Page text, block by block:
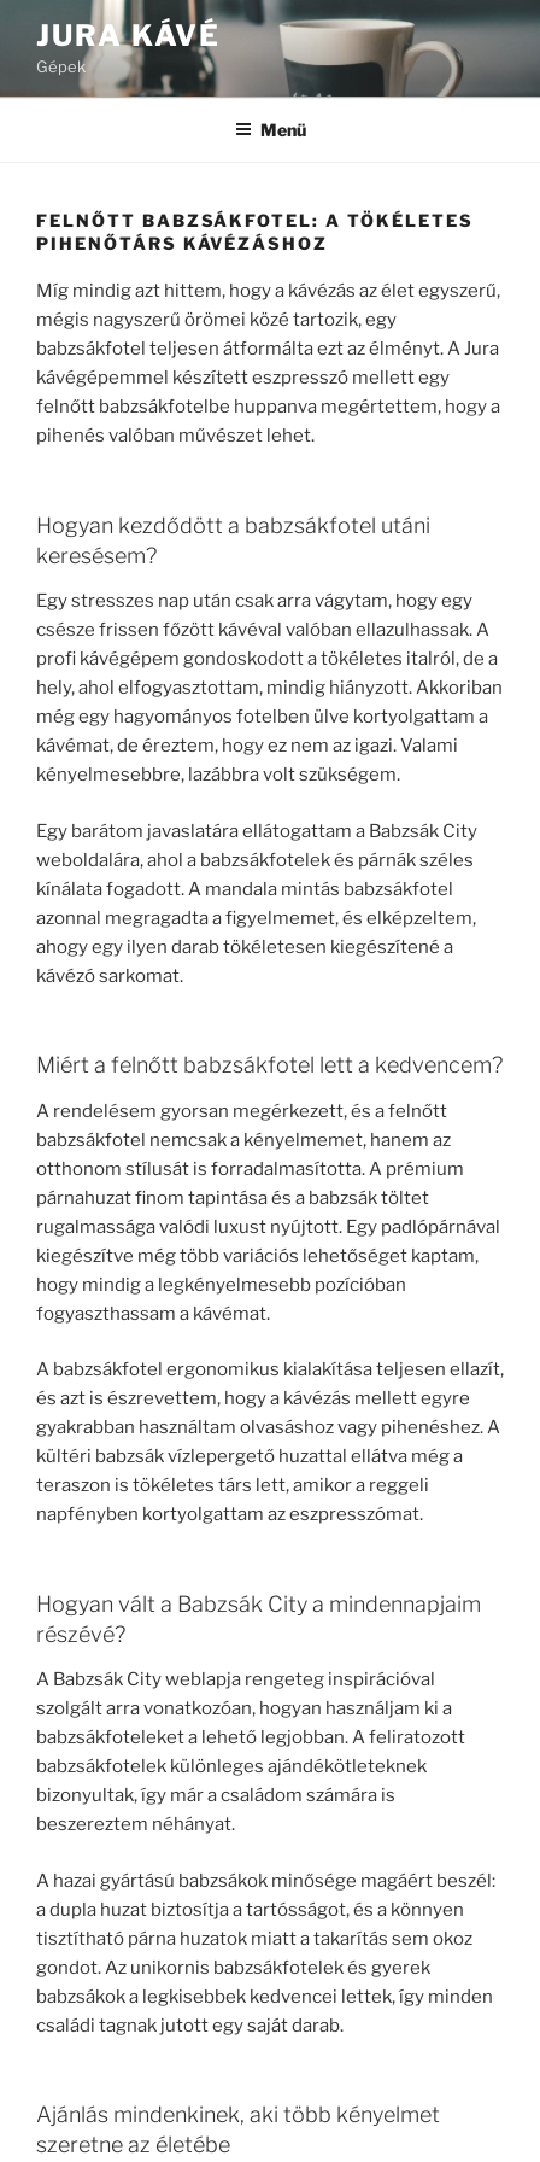
Tartalomhoz
JURA KÁVÉ
Gépek
Menü
FELNŐTT BABZSÁKFOTEL: A TÖKÉLETES
PIHENŐTÁRS KÁVÉZÁSHOZ
Míg mindig azt hittem, hogy a kávézás az élet egyszerű,
mégis nagyszerű örömei közé tartozik, egy
babzsákfotel teljesen átformálta ezt az élményt. A Jura
kávégépemmel készített eszpresszó mellett egy
felnőtt babzsákfotelbe huppanva megértettem, hogy a
pihenés valóban művészet lehet.
Hogyan kezdődött a babzsákfotel utáni
keresésem?
Egy stresszes nap után csak arra vágytam, hogy egy
csésze frissen főzött kávéval valóban ellazulhassak. A
profi kávégépem gondoskodott a tökéletes italról, de a
hely, ahol elfogyasztottam, mindig hiányzott. Akkoriban
még egy hagyományos fotelben ülve kortyolgattam a
kávémat, de éreztem, hogy ez nem az igazi. Valami
kényelmesebbre, lazábbra volt szükségem.
Egy barátom javaslatára ellátogattam a Babzsák City
weboldalára, ahol a babzsákfotelek és párnák széles
kínálata fogadott. A mandala mintás babzsákfotel
azonnal megragadta a figyelmemet, és elképzeltem,
ahogy egy ilyen darab tökéletesen kiegészítené a
kávézó sarkomat.
Miért a felnőtt babzsákfotel lett a kedvencem?
A rendelésem gyorsan megérkezett, és a felnőtt
babzsákfotel nemcsak a kényelmemet, hanem az
otthonom stílusát is forradalmasította. A prémium
párnahuzat finom tapintása és a babzsák töltet
rugalmassága valódi luxust nyújtott. Egy padlópárnával
kiegészítve még több variációs lehetőséget kaptam,
hogy mindig a legkényelmesebb pozícióban
fogyaszthassam a kávémat.
A babzsákfotel ergonomikus kialakítása teljesen ellazít,
és azt is észrevettem, hogy a kávézás mellett egyre
gyakrabban használtam olvasáshoz vagy pihenéshez. A
kültéri babzsák vízlepergető huzattal ellátva még a
teraszon is tökéletes társ lett, amikor a reggeli
napfényben kortyolgattam az eszpresszómat.
Hogyan vált a Babzsák City a mindennapjaim
részévé?
A Babzsák City weblapja rengeteg inspirációval
szolgált arra vonatkozóan, hogyan használjam ki a
babzsákfoteleket a lehető legjobban. A feliratozott
babzsákfotelek különleges ajándékötleteknek
bizonyultak, így már a családom számára is
beszereztem néhányat.
A hazai gyártású babzsákok minősége magáért beszél:
a dupla huzat biztosítja a tartósságot, és a könnyen
tisztítható párna huzatok miatt a takarítás sem okoz
gondot. Az unikornis babzsákfotelek és gyerek
babzsákok a legkisebbek kedvencei lettek, így minden
családi tagnak jutott egy saját darab.
Ajánlás mindenkinek, aki több kényelmet
szeretne az életébe